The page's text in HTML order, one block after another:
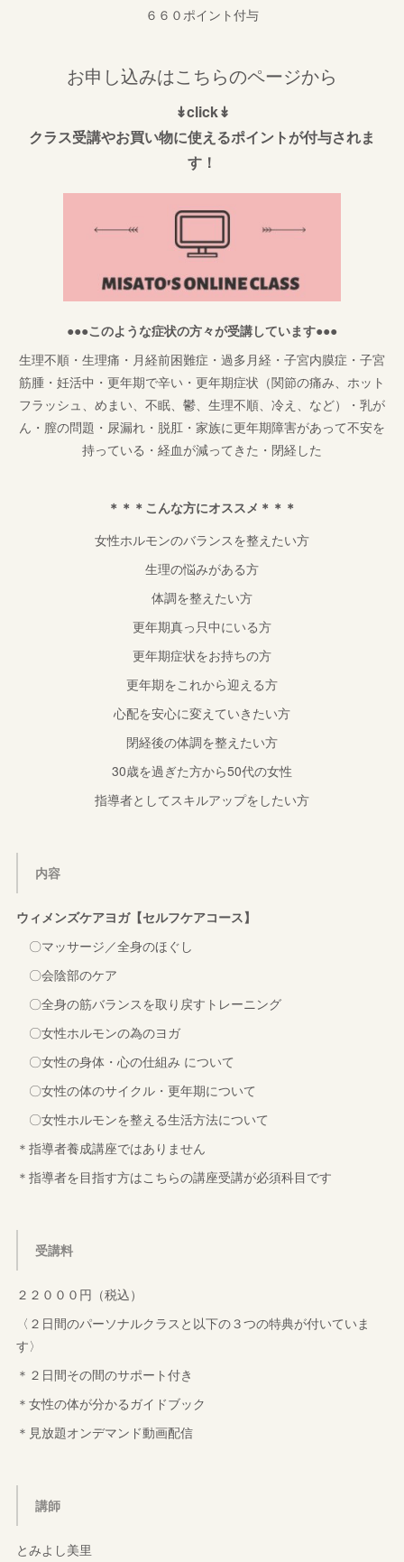
６６０ポイント付与
お申し込みはこちらのページから
↡click↡
クラス受講やお買い物に使えるポイントが付与されま
す！
●●●このような症状の方々が受講しています●●●
生理不順・生理痛・月経前困難症・過多月経・子宮内膜症・子宮
筋腫・妊活中・更年期で辛い・更年期症状（関節の痛み、ホット
フラッシュ、めまい、不眠、鬱、生理不順、冷え、など）・乳が
ん・膣の問題・尿漏れ・脱肛・家族に更年期障害があって不安を
持っている・経血が減ってきた・閉経した
＊＊＊こんな方にオススメ＊＊＊
女性ホルモンのバランスを整えたい方
生理の悩みがある方
体調を整えたい方
更年期真っ只中にいる方
更年期症状をお持ちの方
更年期をこれから迎える方
心配を安心に変えていきたい方
閉経後の体調を整えたい方
30歳を過ぎた方から50代の女性
指導者としてスキルアップをしたい方
内容
ウィメンズケアヨガ【セルフケアコース】
〇マッサージ／全身のほぐし
〇会陰部のケア
〇全身の筋バランスを取り戻すトレーニング
〇女性ホルモンの為のヨガ
〇女性の身体・心の仕組み について
〇女性の体のサイクル・更年期について
〇女性ホルモンを整える生活方法について
＊指導者養成講座ではありません
＊指導者を目指す方はこちらの講座受講が必須科目です
受講料
２２０００円（税込）
〈２日間のパーソナルクラスと以下の３つの特典が付いていま
す〉
＊２日間その間のサポート付き
＊女性の体が分かるガイドブック
＊見放題オンデマンド動画配信
講師
とみよし美里